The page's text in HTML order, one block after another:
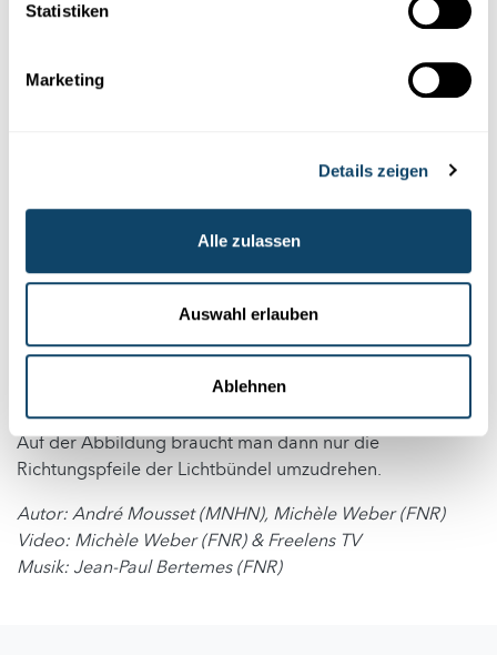
Statistiken
Marketing
Details zeigen
Alle zulassen
Auswahl erlauben
Ablehnen
Das Lichtbündel 1 wird nicht gebrochen, da es
rechtwinklig in den Stoff eindringt. Alle andern
Lichtbündel werden gebrochen, 1 am schwächsten, 2
stärker, 3 noch stärker und 4 am stärksten.
Auch beim umgekehrten Vorgang, wenn Licht vom
durchsichtigen Stoff in Luft austritt, wird es gebrochen.
Auf der Abbildung braucht man dann nur die
Richtungspfeile der Lichtbündel umzudrehen.
Autor: André Mousset (MNHN), Michèle Weber (FNR)
Video: Michèle Weber (FNR) & Freelens TV
Musik: Jean-Paul Bertemes (FNR)